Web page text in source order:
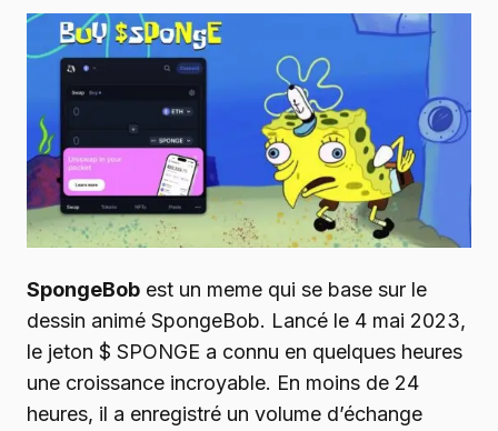
SpongeBob est un meme qui se base sur le
dessin animé SpongeBob. Lancé le 4 mai 2023,
le jeton $ SPONGE a connu en quelques heures
une croissance incroyable. En moins de 24
heures, il a enregistré un volume d’échange